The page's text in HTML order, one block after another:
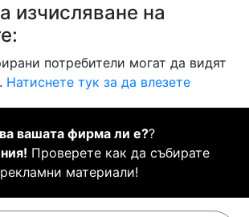
изчисляване на
потребители могат да видят
Натиснете тук за да влезете
вашата фирма ли е??
Проверете как да събирате
рекламни материали!